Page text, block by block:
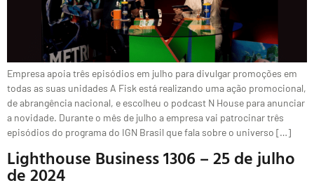
Empresa apoia três episódios em julho para divulgar promoções em
todas as suas unidades A Fisk está realizando uma ação promocional,
de abrangência nacional, e escolheu o podcast N House para anunciar
a novidade. Durante o mês de julho a empresa vai patrocinar três
episódios do programa do IGN Brasil que fala sobre o universo […]
Lighthouse Business 1306 – 25 de julho
de 2024